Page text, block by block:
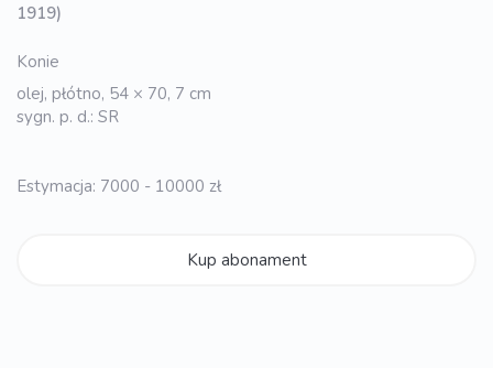
1919)
Konie
olej, płótno, 54 × 70, 7 cm
sygn. p. d.: SR
Estymacja: 7000 - 10000 zł
Kup abonament